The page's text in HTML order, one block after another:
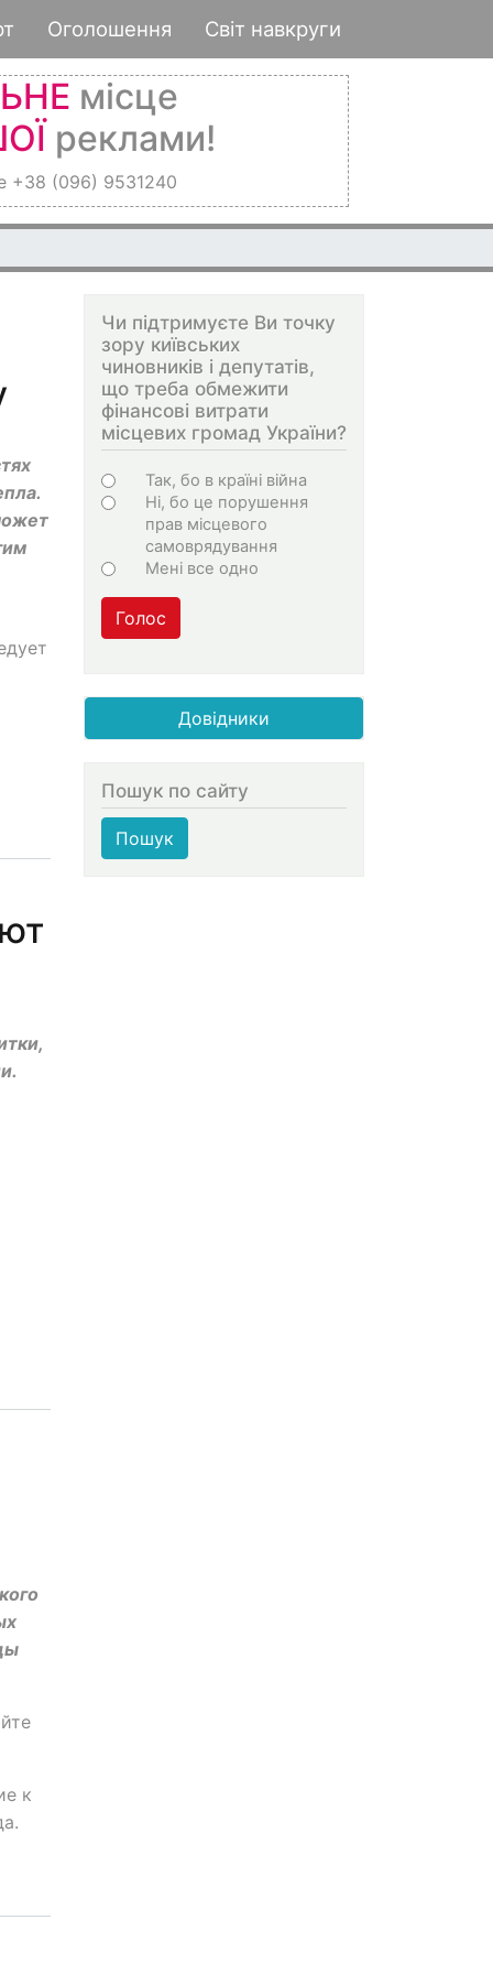
Оголошення Світ навкруги
місце
реклами!
+38 (096) 9531240
к
Чи підтримуєте Ви точку
зору київських
чиновників і депутатів,
що треба обмежити
фінансові витрати
місцевих громад України?
Choices
Так, бо в країні війна
Ні, бо це порушення
прав місцевого
самоврядування
Мені все одно
Голос
Довідники
Пошук по сайту
Пошук